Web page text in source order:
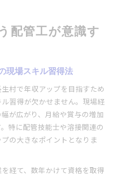
配管工が意識す
現場スキル習得法
村で年収アップを目指すため
習得が欠かせません。現場経
が広がり、月給や賞与の増加
特に配管技能士や溶接関連の
の大きなポイントとなりま
経て、数年かけて資格を取得